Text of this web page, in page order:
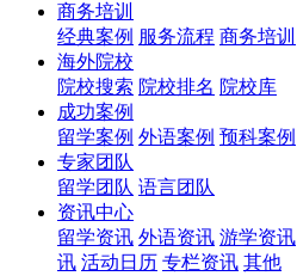
商务培训
经典案例 服务流程 商务培训
海外院校
院校搜索 院校排名 院校库
成功案例
留学案例 外语案例 预科案例
专家团队
留学团队 语言团队
资讯中心
留学资讯 外语资讯 游学资讯
讯 活动日历 专栏资讯 其他